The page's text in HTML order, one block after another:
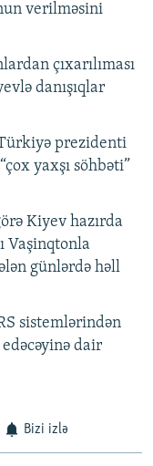
verilməsini
çıxarılıması
danışıqlar
prezidenti
yaxşı söhbəti”
Kiyev hazırda
Vaşinqtonla
günlərdə həll
sistemlərindən
dair
Bizi izlə